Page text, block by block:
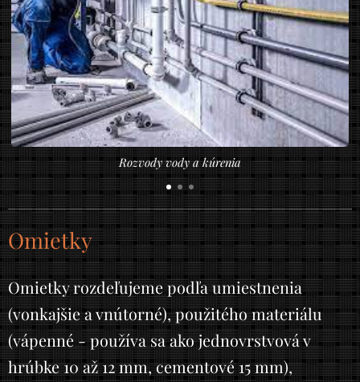
Rozvody vody a kúrenia
Omietky
Omietky rozdeľujeme podľa umiestnenia
(vonkajšie a vnútorné), použitého materiálu
(vápenné - používa sa ako jednovrstvová v
hrúbke 10 až 12 mm, cementové 15 mm),